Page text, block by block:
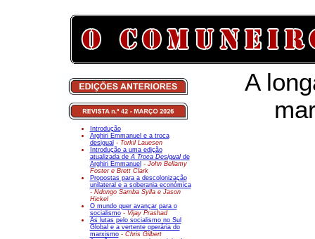
Introdução
Arghiri Emmanuel e a troca
desigual - Torkil Lauesen
Introdução a uma edição
atualizada deA Troca Desigualde
Arghiri Emmanuel - John Bellamy
Foster e Brett Clark
Propostas para a descolonização
unilateral e a soberania económica
- Ndongo Samba Sylla e Jason
Hickel
O mundo quer avançar para o
socialismo- Vijay Prashad
As lutas pelo socialismo no Sul
Global e a vertente operária do
marxismo- Chris Gilbert
A